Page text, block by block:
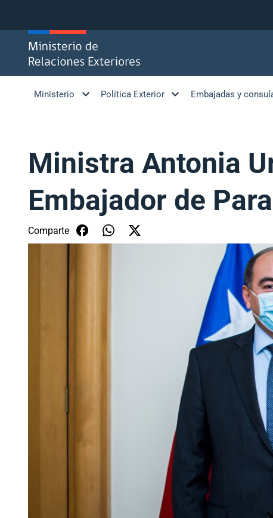
Ministerio Política Exterior Embajadas y
Ministra Antonia
Embajador de
Comparte